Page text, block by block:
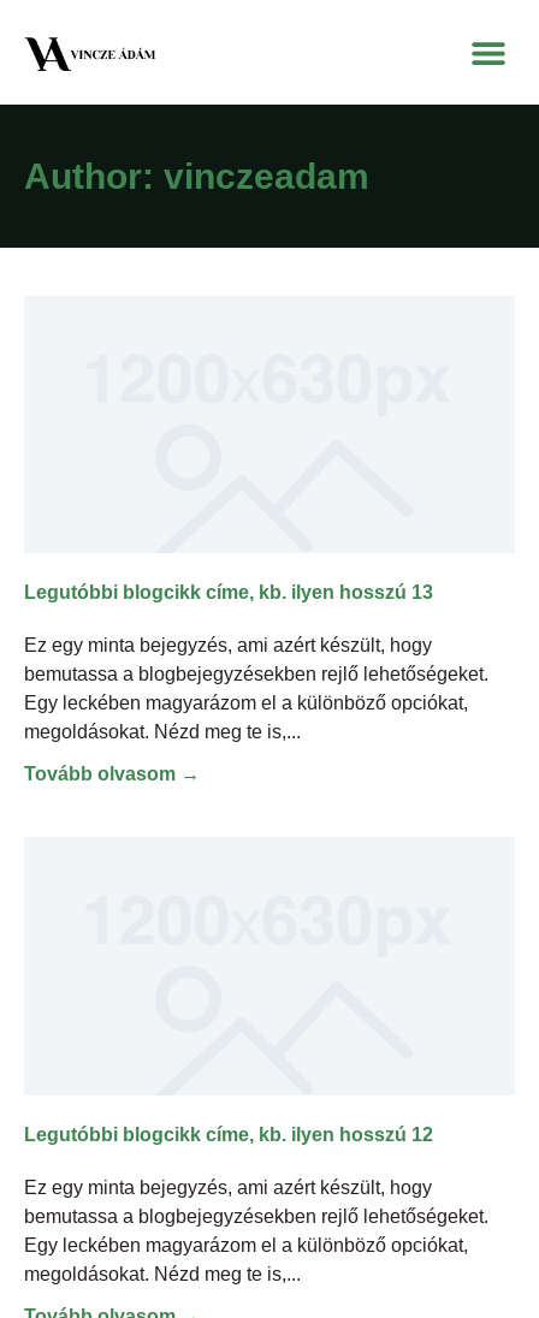
Author: vinczeadam
Legutóbbi blogcikk címe, kb. ilyen hosszú 13
Ez egy minta bejegyzés, ami azért készült, hogy
bemutassa a blogbejegyzésekben rejlő lehetőségeket.
Egy leckében magyarázom el a különböző opciókat,
megoldásokat. Nézd meg te is,
Tovább olvasom →
Legutóbbi blogcikk címe, kb. ilyen hosszú 12
Ez egy minta bejegyzés, ami azért készült, hogy
bemutassa a blogbejegyzésekben rejlő lehetőségeket.
Egy leckében magyarázom el a különböző opciókat,
megoldásokat. Nézd meg te is,